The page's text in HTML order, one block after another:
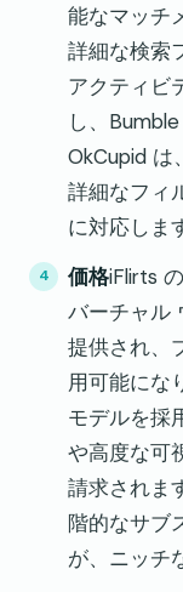
能なマッチ
詳細な検索
アクティビ
し、
OkCupid は
詳細なフィ
に対応しま
価格iFlirts
バーチャル
提供され、
用可能にな
モデルを採
や高度な可
請求されま
階的なサブ
が、ニッチ